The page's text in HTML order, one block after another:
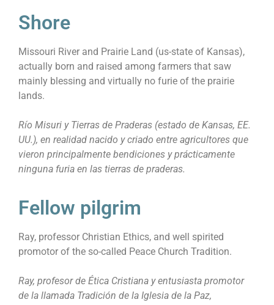
Shore
Missouri River and Prairie Land (us-state of Kansas),
actually born and raised among farmers that saw
mainly blessing and virtually no furie of the prairie
lands.
Río Misuri y Tierras de Praderas (estado de Kansas, EE.
UU.), en realidad nacido y criado entre agricultores que
vieron principalmente bendiciones y prácticamente
ninguna furia en las tierras de praderas.
Fellow pilgrim
Ray, professor Christian Ethics, and well spirited
promotor of the so-called Peace Church Tradition.
Ray, profesor de Ética Cristiana y entusiasta promotor
de la llamada Tradición de la Iglesia de la Paz,